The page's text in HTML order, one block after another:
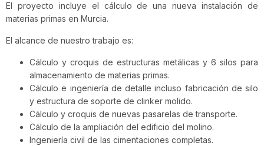
El proyecto incluye el cálculo de una nueva instalación de
materias primas en Murcia.
El alcance de nuestro trabajo es:
Cálculo y croquis de estructuras metálicas y 6 silos para
almacenamiento de materias primas.
Cálculo e ingeniería de detalle incluso fabricación de silo
y estructura de soporte de clinker molido.
Cálculo y croquis de nuevas pasarelas de transporte.
Cálculo de la ampliación del edificio del molino.
Ingeniería civil de las cimentaciones completas.